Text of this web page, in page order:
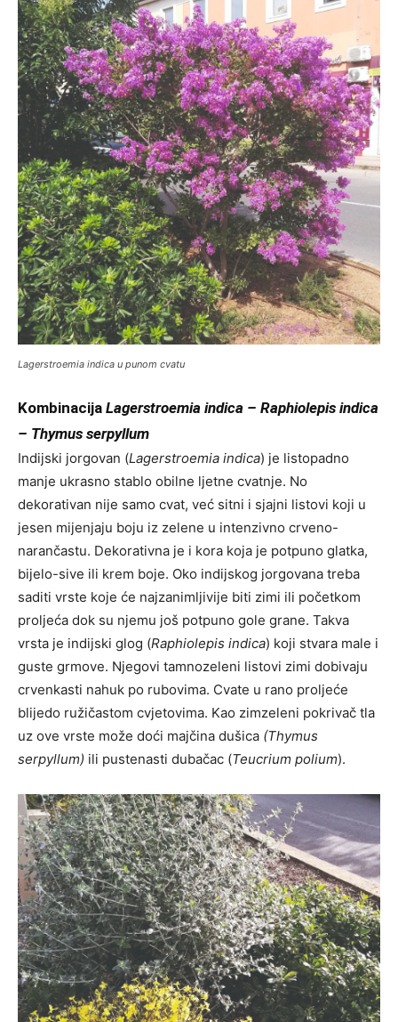
Lagerstroemia indica u punom cvatu
Kombinacija Lagerstroemia indica – Raphiolepis indica
– Thymus serpyllum
Indijski jorgovan (Lagerstroemia indica) je listopadno
manje ukrasno stablo obilne ljetne cvatnje. No
dekorativan nije samo cvat, već sitni i sjajni listovi koji u
jesen mijenjaju boju iz zelene u intenzivno crveno-
narančastu. Dekorativna je i kora koja je potpuno glatka,
bijelo-sive ili krem boje. Oko indijskog jorgovana treba
saditi vrste koje će najzanimljivije biti zimi ili početkom
proljeća dok su njemu još potpuno gole grane. Takva
vrsta je indijski glog (Raphiolepis indica) koji stvara male i
guste grmove. Njegovi tamnozeleni listovi zimi dobivaju
crvenkasti nahuk po rubovima. Cvate u rano proljeće
blijedo ružičastom cvjetovima. Kao zimzeleni pokrivač tla
uz ove vrste može doći majčina dušica (Thymus
serpyllum) ili pustenasti dubačac (Teucrium polium).